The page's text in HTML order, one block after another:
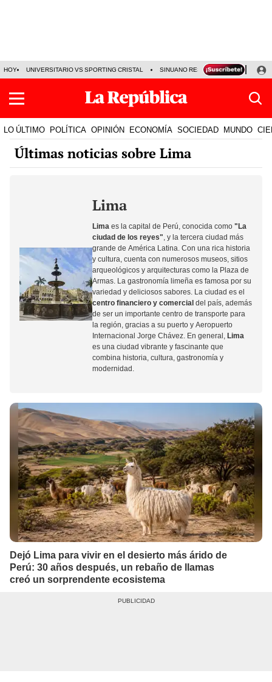
HOY UNIVERSITARIO VS SPORTING CRISTAL SINUANO RESULTADOS HOY
LO ÚLTIMO POLÍTICA OPINIÓN ECONOMÍA SOCIEDAD MUNDO
Últimas noticias sobre Lima
Lima
Lima es la capital de Perú, conocida como "La
ciudad de los reyes", y la tercera ciudad más
grande de América Latina. Con una rica historia
y cultura, cuenta con numerosos museos, sitios
arqueológicos y arquitecturas como la Plaza de
Armas. La gastronomía limeña es famosa por su
variedad y deliciosos sabores. La ciudad es el
centro financiero y comercial del país, además
de ser un importante centro de transporte para
la región, gracias a su puerto y Aeropuerto
Internacional Jorge Chávez. En general, Lima
es una ciudad vibrante y fascinante que
combina historia, cultura, gastronomía y
modernidad.
Dejó Lima para vivir en el desierto más árido de
Perú: 30 años después, un rebaño de llamas
creó un sorprendente ecosistema